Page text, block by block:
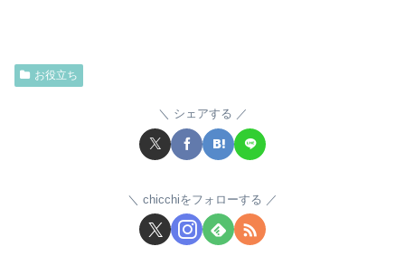
お役立ち
シェアする
chicchiをフォローする